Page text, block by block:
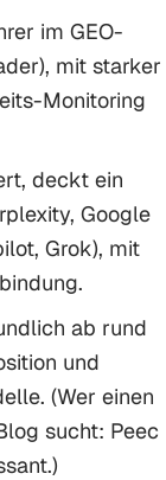
im GEO-
mit starker
Monitoring
deckt ein
Google
Grok), mit
ab rund
und
(Wer einen
sucht: Peec